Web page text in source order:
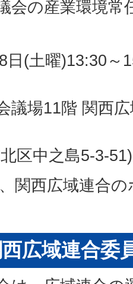
会の産業環境常
(土曜)13:30～
議場11階 関西
区中之島5-3-51)
関西広域連合
広域連合委